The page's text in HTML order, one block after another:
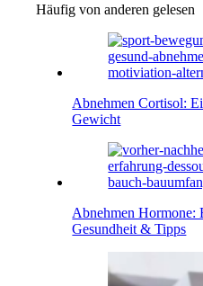
Häufig von anderen gelesen
Abnehmen Cortisol:
Gewicht
Abnehmen Hormone:
Gesundheit & Tipps